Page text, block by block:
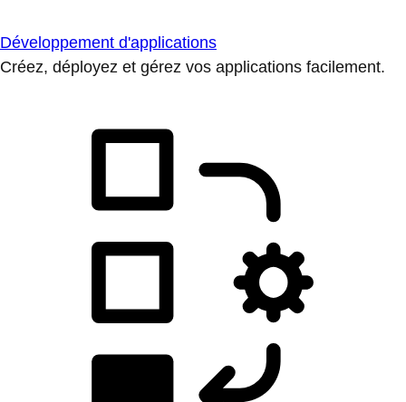
Développement d'applications
Créez, déployez et gérez vos applications facilement.